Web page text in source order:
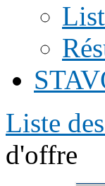
Liste
d'offre